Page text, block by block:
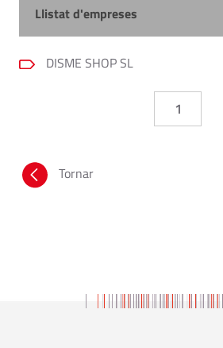
Llistat d'empreses
DISME SHOP SL
1
Tornar